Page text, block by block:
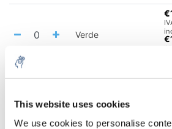
This website uses cookies
We use cookies to personalise
Verde
5% off for your